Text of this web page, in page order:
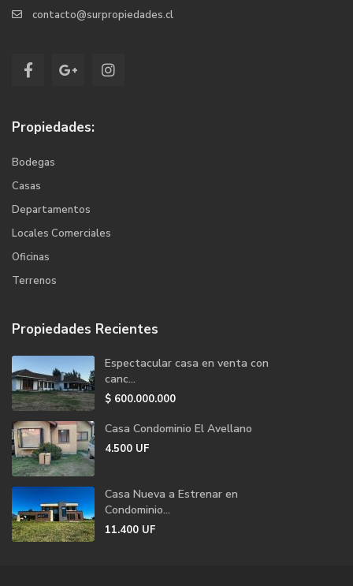
contacto@surpropiedades.cl
Propiedades:
Bodegas
Casas
Departamentos
Locales Comerciales
Oficinas
Terrenos
Propiedades Recientes
Espectacular casa en venta con
canc...
$ 600.000.000
Casa Condominio El Avellano
4.500 UF
Casa Nueva a Estrenar en
Condominio...
11.400 UF